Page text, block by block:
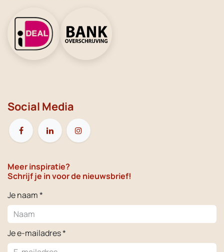
Social Media
Meer inspiratie?
Schrijf je in voor de nieuwsbrief!
Je naam *
Je e-mailadres *